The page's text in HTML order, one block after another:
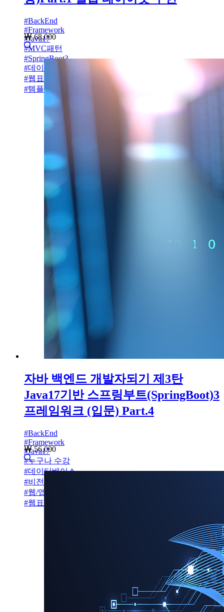
#BackEnd
#Framework
#Java17
#MVC패턴
#SpringBoot3
#데이터베이스
#웹표준
#템플릿엔진
68,000
자바 백엔드 개발자되기 제3탄
Java17기반 스프링부트(SpringBoot)3
프레임워크 (입문) Part.4
#BackEnd
#Framework
#Java17
#누구나 수강
#데이터베이스
#비전공자설계
#웹/앱설계
#웹표준
56,000